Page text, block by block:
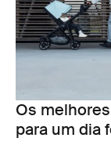
Os
para um dia